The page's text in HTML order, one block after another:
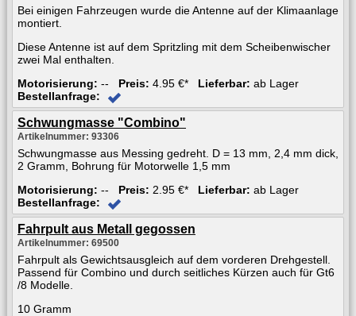
Bei einigen Fahrzeugen wurde die Antenne auf der Klimaanlage
montiert.
Diese Antenne ist auf dem Spritzling mit dem Scheibenwischer
zwei Mal enthalten.
Motorisierung: -- Preis: 4.95 €* Lieferbar: ab Lager
Bestellanfrage:
Schwungmasse "Combino"
Artikelnummer: 93306
Schwungmasse aus Messing gedreht. D = 13 mm, 2,4 mm dick,
2 Gramm, Bohrung für Motorwelle 1,5 mm
Motorisierung: -- Preis: 2.95 €* Lieferbar: ab Lager
Bestellanfrage:
Fahrpult aus Metall gegossen
Artikelnummer: 69500
Fahrpult als Gewichtsausgleich auf dem vorderen Drehgestell.
Passend für Combino und durch seitliches Kürzen auch für Gt6
/8 Modelle.
10 Gramm